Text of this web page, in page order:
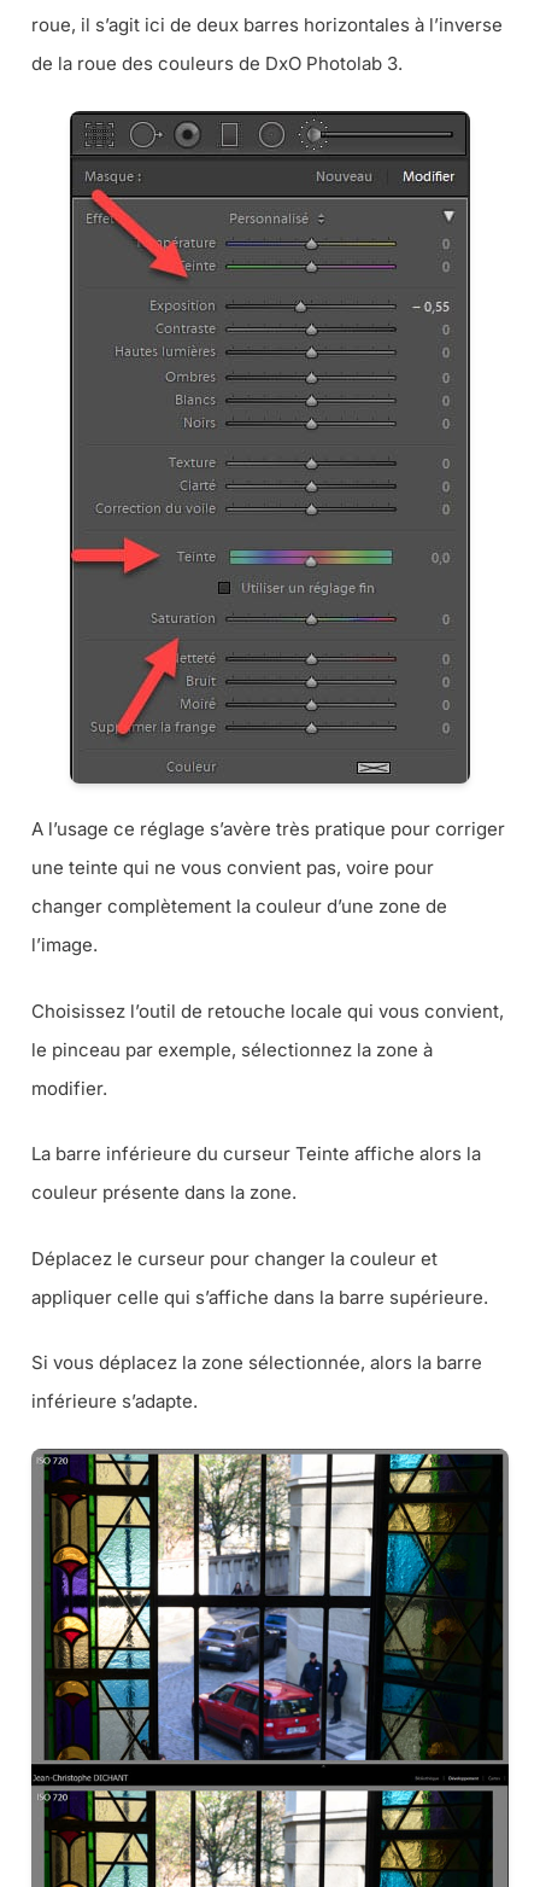
roue, il s’agit ici de deux barres horizontales à l’inverse
de la roue des couleurs de DxO Photolab 3.
A l’usage ce réglage s’avère très pratique pour corriger
une teinte qui ne vous convient pas, voire pour
changer complètement la couleur d’une zone de
l’image.
Choisissez l’outil de retouche locale qui vous convient,
le pinceau par exemple, sélectionnez la zone à
modifier.
La barre inférieure du curseur Teinte affiche alors la
couleur présente dans la zone.
Déplacez le curseur pour changer la couleur et
appliquer celle qui s’affiche dans la barre supérieure.
Si vous déplacez la zone sélectionnée, alors la barre
inférieure s’adapte.